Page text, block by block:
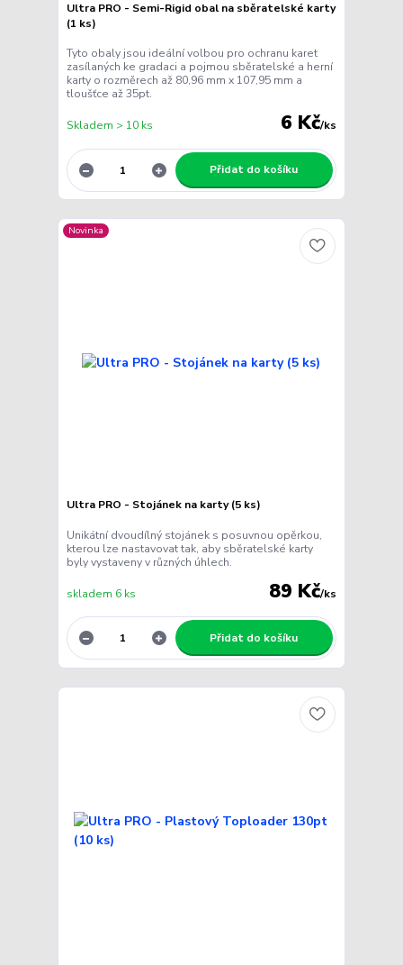
Ultra PRO - Semi-Rigid obal na sběratelské karty
(1 ks)
Tyto obaly jsou ideální volbou pro ochranu karet
zasílaných ke gradaci a pojmou sběratelské a herní
karty o rozměrech až 80,96 mm x 107,95 mm a
tloušťce až 35pt.
6 Kč/ks
Skladem > 10 ks
Přidat do košíku
Novinka
Ultra PRO - Stojánek na karty (5 ks)
Unikátní dvoudílný stojánek s posuvnou opěrkou,
kterou lze nastavovat tak, aby sběratelské karty
byly vystaveny v různých úhlech.
89 Kč/ks
skladem 6 ks
Přidat do košíku